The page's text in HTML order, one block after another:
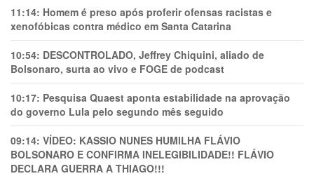
11:14: Homem é preso após proferir ofensas racistas e
xenofóbicas contra médico em Santa Catarina
10:54: DESCONTROLADO, Jeffrey Chiquini, aliado de
Bolsonaro, surta ao vivo e FOGE de podcast
10:17: Pesquisa Quaest aponta estabilidade na aprovação
do governo Lula pelo segundo mês seguido
09:14: VÍDEO: KASSIO NUNES HUMlLHA FLÁVIO
BOLSONARO E CONFIRMA INELEGIBILIDADE!! FLÁVIO
DECLARA GUERRA A THIAGO!!!